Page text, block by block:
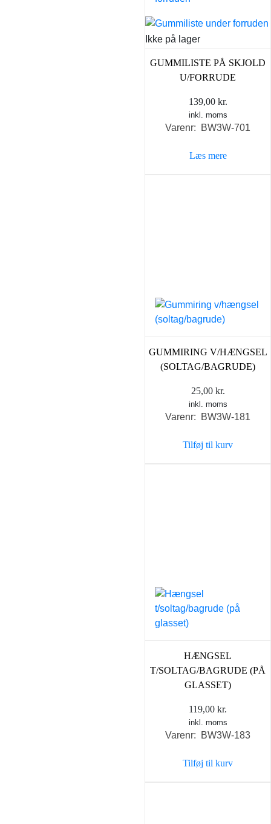
Ikke på lager
GUMMILISTE PÅ SKJOLD
U/FORRUDE
139,00 kr.
inkl. moms
Varenr: BW3W-701
Læs mere
GUMMIRING V/HÆNGSEL
(SOLTAG/BAGRUDE)
25,00 kr.
inkl. moms
Varenr: BW3W-181
Tilføj til kurv
HÆNGSEL
T/SOLTAG/BAGRUDE (PÅ
GLASSET)
119,00 kr.
inkl. moms
Varenr: BW3W-183
Tilføj til kurv